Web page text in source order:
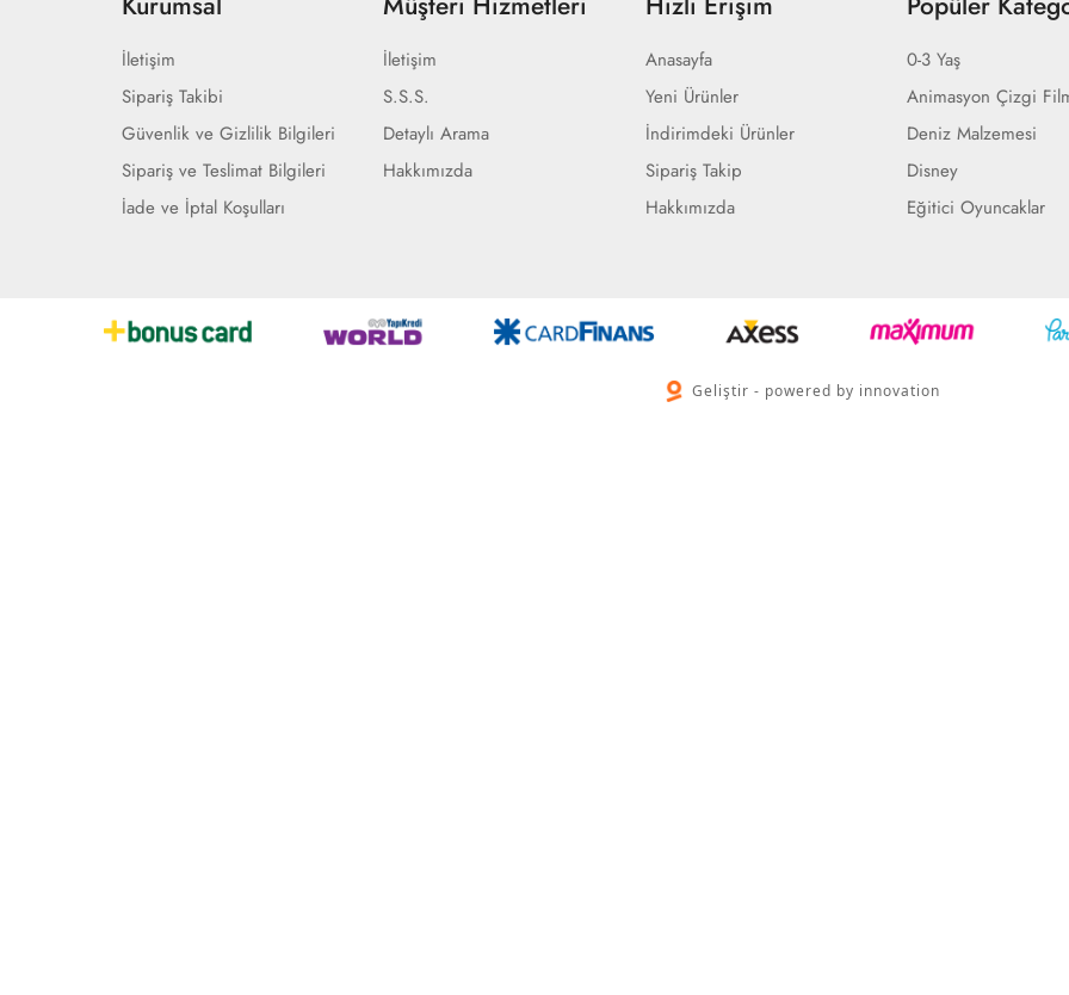
İletişim
Sipariş Takibi
Güvenlik ve Gizlilik Bilgileri
Sipariş ve Teslimat Bilgileri
İade ve İptal Koşulları
İletişim
S.S.S.
Detaylı Arama
Hakkımızda
Anasayfa
Yeni Ürünler
İndirimdeki Ürünler
Sipariş Takip
Hakkımızda
0-3 Yaş
Animasyon Çizgi
Deniz Malzemesi
Disney
Eğitici Oyuncaklar
Geliştir - powered by innovation